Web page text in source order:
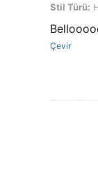
Stil Türü:
Stil Türü:
Çevir